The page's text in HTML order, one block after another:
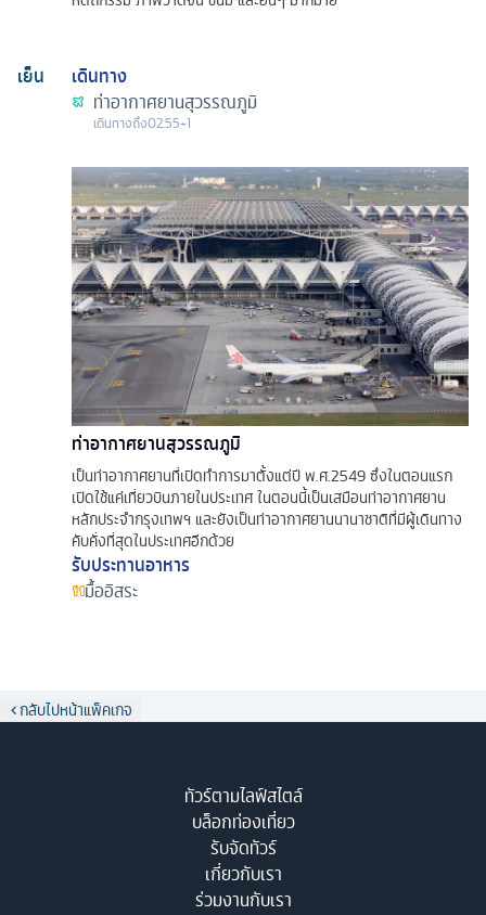
เย็น
เดินทาง
ท่าอากาศยานสุวรรณภูมิ
เดินทางถึง02.55+1
ท่าอากาศยานสุวรรณภูมิ
เป็นท่าอากาศยานที่เปิดทำการมาตั้งแต่ปี พ.ศ.2549 ซึ่งในตอนแรก
เปิดใช้แค่เที่ยวบินภายในประเทศ ในตอนนี้เป็นเสมือนท่าอากาศยาน
หลักประจำกรุงเทพฯ และยังเป็นท่าอากาศยานนานาชาติที่มีผู้เดินทาง
คับคั่งที่สุดในประเทศอีกด้วย
รับประทานอาหาร
มื้ออิสระ
กลับไปหน้าแพ็คเกจ
ทัวร์ตามไลฟ์สไตล์
บล็อกท่องเที่ยว
รับจัดทัวร์
เกี่ยวกับเรา
ร่วมงานกับเรา